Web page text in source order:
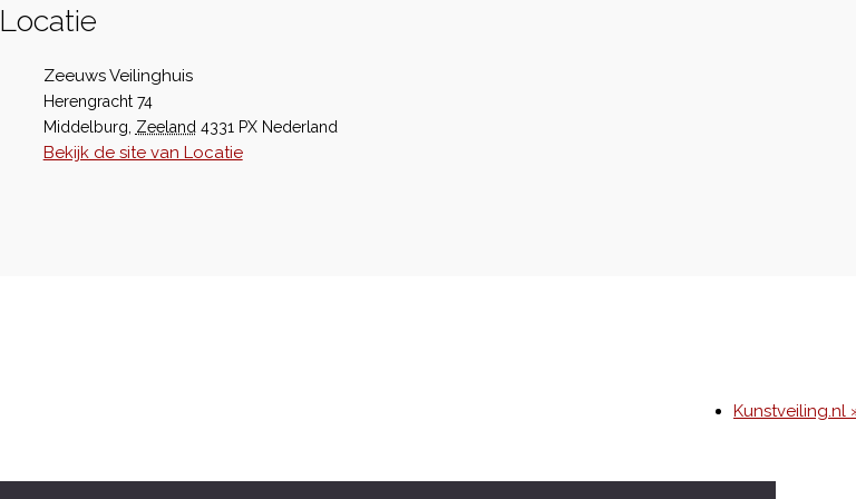
Locatie
Zeeuws Veilinghuis
Herengracht 74
Middelburg Zeeland 4331 PX Nederland
Bekijk de site van Locatie
Kunstveiling.nl